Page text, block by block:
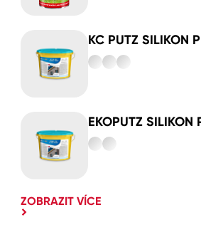
KC PUTZ SILIKON
EKOPUTZ SILIKON
ZOBRAZIT VÍCE